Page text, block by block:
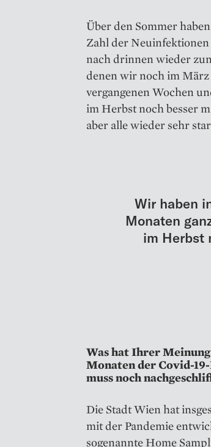
Über den Sommer
Zahl der Neuinfektionen
nach drinnen wieder
denen wir noch im März
vergangenen Wochen
im Herbst noch besser
aber alle wieder sehr
Wir haben
Monaten
im Herbst
Was hat Ihrer
Monaten der Covid-
muss noch
Die Stadt Wien hat
mit der Pandemie
sogenannte Home